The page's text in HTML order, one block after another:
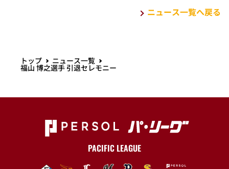
ニュース一覧へ戻る
トップ ニュース一覧
福山 博之選手 引退セレモニー
PACIFIC LEAGUE